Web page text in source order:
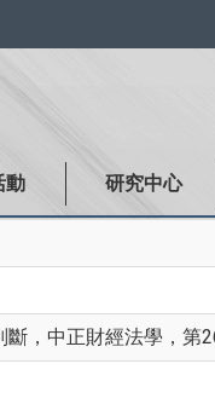
動 研究中心
斷，中正財經法學，第